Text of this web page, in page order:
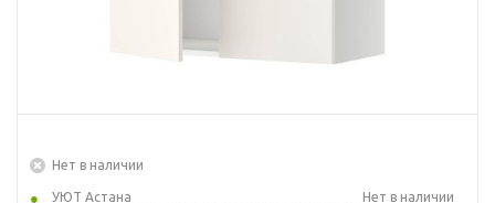
Нет в наличии
УЮТ Астана
Нет в наличии